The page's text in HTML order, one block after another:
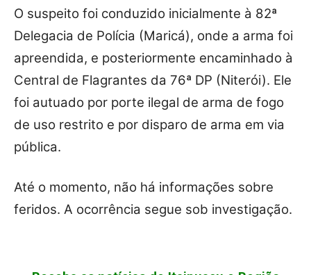
O suspeito foi conduzido inicialmente à 82ª
Delegacia de Polícia (Maricá), onde a arma foi
apreendida, e posteriormente encaminhado à
Central de Flagrantes da 76ª DP (Niterói). Ele
foi autuado por porte ilegal de arma de fogo
de uso restrito e por disparo de arma em via
pública.
Até o momento, não há informações sobre
feridos. A ocorrência segue sob investigação.